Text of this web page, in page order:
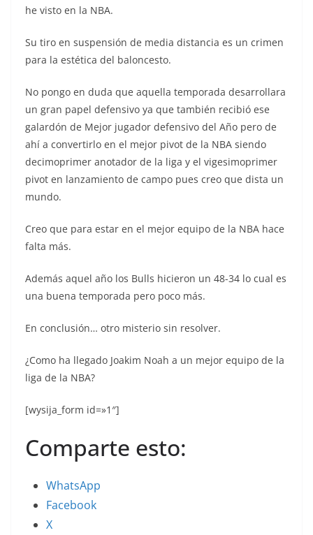
he visto en la NBA.
Su tiro en suspensión de media distancia es un crimen
para la estética del baloncesto.
No pongo en duda que aquella temporada desarrollara
un gran papel defensivo ya que también recibió ese
galardón de Mejor jugador defensivo del Año pero de
ahí a convertirlo en el mejor pivot de la NBA siendo
decimoprimer anotador de la liga y el vigesimoprimer
pivot en lanzamiento de campo pues creo que dista un
mundo.
Creo que para estar en el mejor equipo de la NBA hace
falta más.
Además aquel año los Bulls hicieron un 48-34 lo cual es
una buena temporada pero poco más.
En conclusión… otro misterio sin resolver.
¿Como ha llegado Joakim Noah a un mejor equipo de la
liga de la NBA?
[wysija_form id=»1″]
Comparte esto:
WhatsApp
Facebook
X